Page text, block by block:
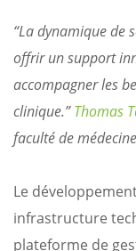
“La dynamique de
offrir un support
accompagner les
clinique.”Thomas
faculté de
Le
infrastructure
plateforme de